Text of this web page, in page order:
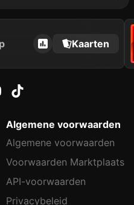
Kaarten
Algemene voorwaarden
Algemene voorwaarden
Voorwaarden Marktplaats
API-voorwaarden
Privacybeleid